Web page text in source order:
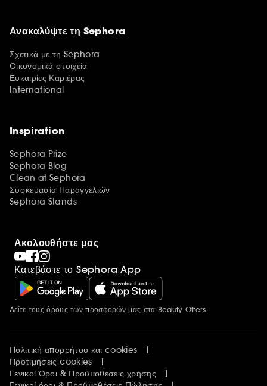
Ανακαλύψτε τη Sephora
Σχετικά με τη Sephora
Οικονομικά στοιχεία
Ευκαιρίες Καριέρας
International
Inspiration
Sephora Prize
Sephora Blog
Clean at Sephora
Συσκευασία Παραγγελιών
Sephora Stands
Ακολουθήστε μας
Κατεβάστε το Sephora App
Περισσότερες πληροφορίες
Δείτε τους όρους των προσφορών μας στα Beauty Offers.
Πολιτική απορρήτου και cookies
Προτιμήσεις cookies
Γενικοί Όροι & Προϋποθέσεις χρήσης